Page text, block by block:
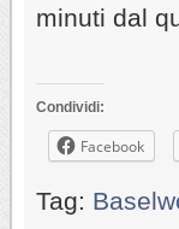
minuti dal
Condividi:
Facebook
Tag: